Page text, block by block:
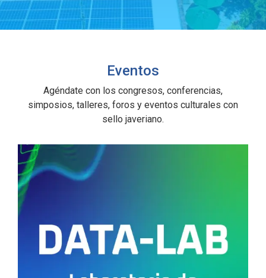
Eventos
Agéndate con los congresos, conferencias,
simposios, talleres, foros y eventos culturales con
sello javeriano.